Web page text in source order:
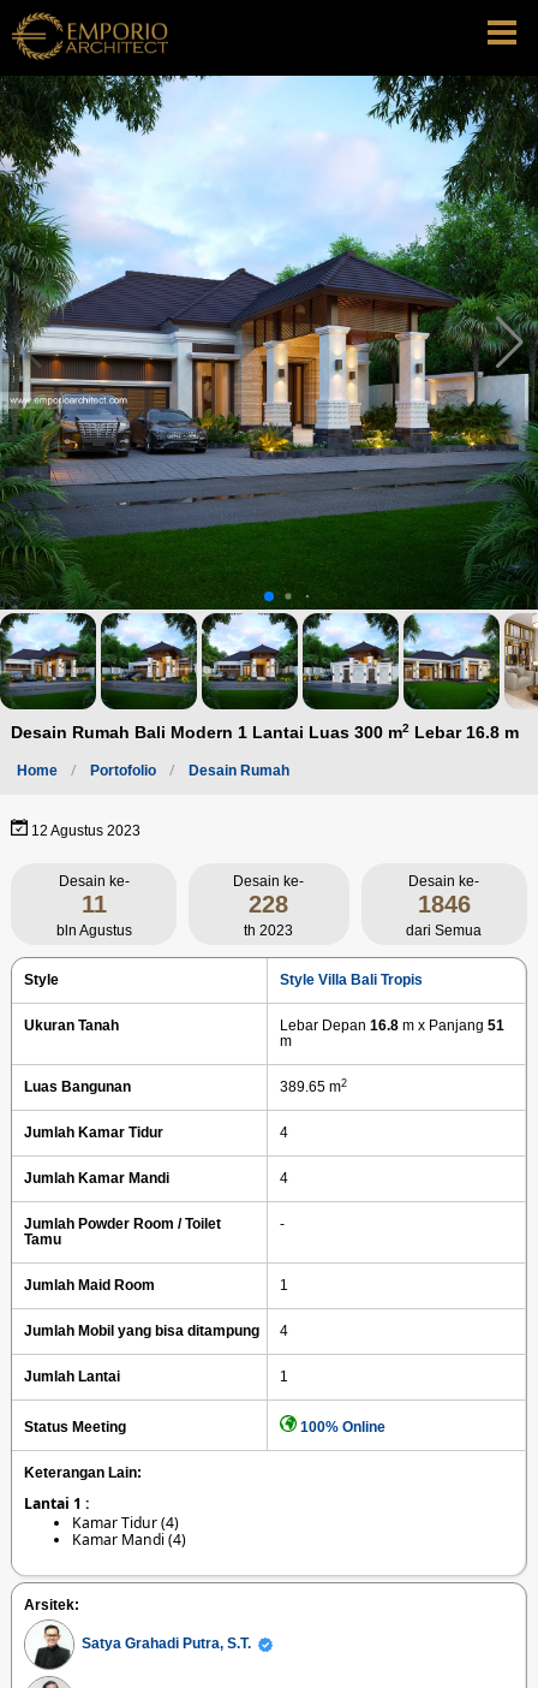
Desain Rumah Bali Modern 1 Lantai Luas 300 m2 Lebar 16.8 m
Home Portofolio Desain Rumah
12 Agustus 2023
Desain ke-
11
bln Agustus
Desain ke-
228
th 2023
Desain ke-
1846
dari Semua
Style Style Villa Bali Tropis
Ukuran Tanah Lebar Depan16.8 m x Panjang51
m
Luas Bangunan 389.65 m2
Jumlah Kamar Tidur 4
Jumlah Kamar Mandi 4
Jumlah Powder Room / Toilet
Tamu
-
Jumlah Maid Room 1
Jumlah Mobil yang bisa ditampung 4
Jumlah Lantai 1
Status Meeting 100% Online
Keterangan Lain:
Lantai 1 :
Kamar Tidur (4)
Kamar Mandi (4)
Arsitek:
Satya Grahadi Putra, S.T.